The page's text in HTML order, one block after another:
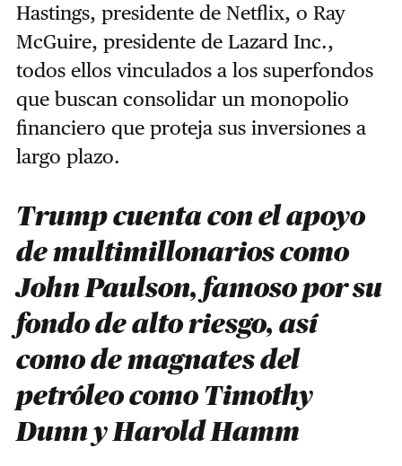
Hastings, presidente de Netflix, o Ray
McGuire, presidente de Lazard Inc.,
todos ellos vinculados a los superfondos
que buscan consolidar un monopolio
financiero que proteja sus inversiones a
largo plazo.
Trump cuenta con el apoyo
de multimillonarios como
John Paulson, famoso por su
fondo de alto riesgo, así
como de magnates del
petróleo como Timothy
Dunn y Harold Hamm